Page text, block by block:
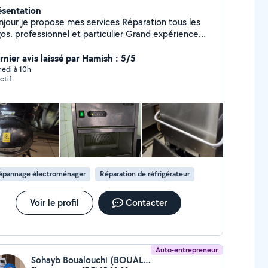
je propose mes services Réparation tous les
professionnel et particulier Grand expérience
avis laissé par Hamish : 5/5
à 10h
électroménager Réparation de réfrigérateur
Voir le profil Contacter
Auto-entrepreneur
Sohayb Boualouchi (BOUALOUCHI SOHAYB)